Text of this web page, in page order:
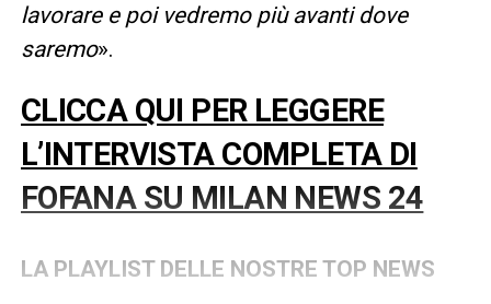
lavorare e poi vedremo più avanti dove
saremo».
CLICCA QUI PER LEGGERE
L’INTERVISTA COMPLETA DI
FOFANA SU MILAN NEWS 24
LA PLAYLIST DELLE NOSTRE TOP NEWS